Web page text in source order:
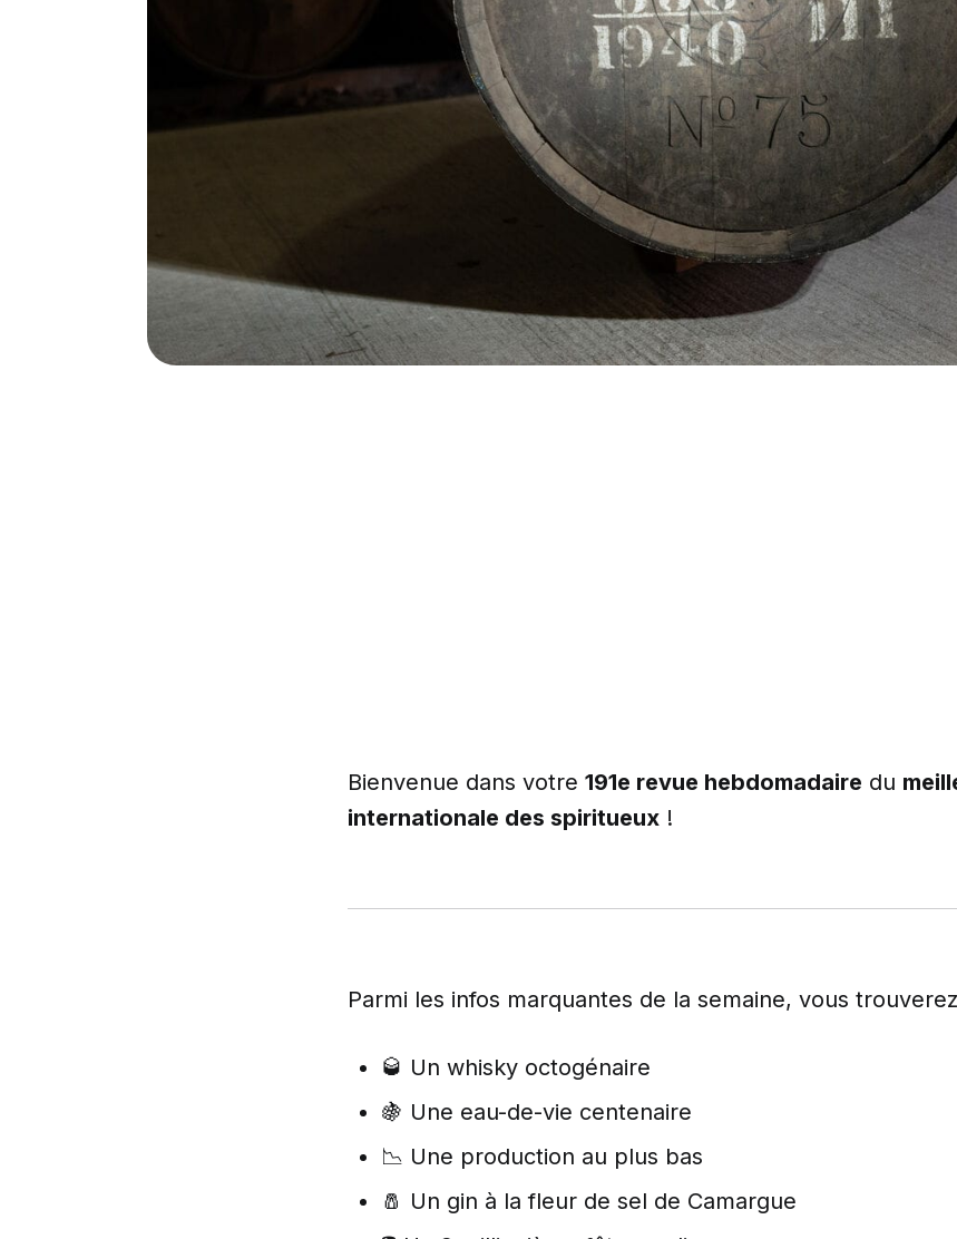
Bienvenue dans votre 191e revue hebdomadaire du
internationale des spiritueux !
Parmi les infos marquantes de la semaine, vous
🥃 Un whisky octogénaire
🍇 Une eau-de-vie centenaire
📉 Une production au plus bas
🧂 Un gin à la fleur de sel de Camargue